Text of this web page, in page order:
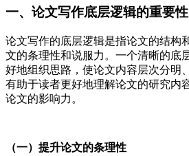
一、论文写作底层逻辑的重要性
论文写作的底层逻辑是指论文的结构
文的条理性和说服力。一个清晰的底
好地组织思路，使论文内容层次分明
有助于读者更好地理解论文的研究内
论文的影响力。
（一）提升论文的条理性